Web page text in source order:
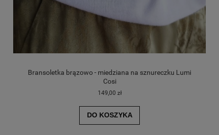
Bransoletka brązowo - miedziana na sznureczku Lumi
Cosi
149,00 zł
DO KOSZYKA